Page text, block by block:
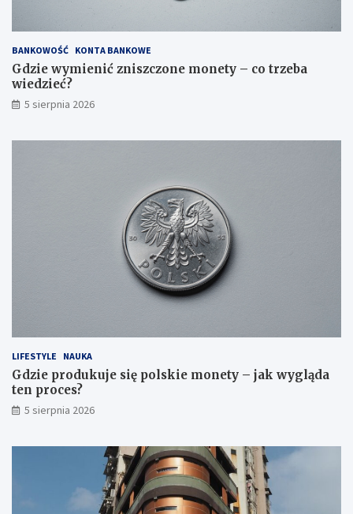
BANKOWOŚĆ KONTA BANKOWE
Gdzie wymienić zniszczone monety – co trzeba
wiedzieć?
5 sierpnia 2026
LIFESTYLE NAUKA
Gdzie produkuje się polskie monety – jak wygląda
ten proces?
5 sierpnia 2026